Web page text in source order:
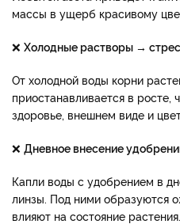
массы в ущерб красивому
❌ Холодные растворы →
От холодной воды корни
приостанавливается в росте,
здоровье, внешнем виде и
❌ Дневное внесение
Капли воды с удобрением в
линзы. Под ними образуются
влияют на состояние